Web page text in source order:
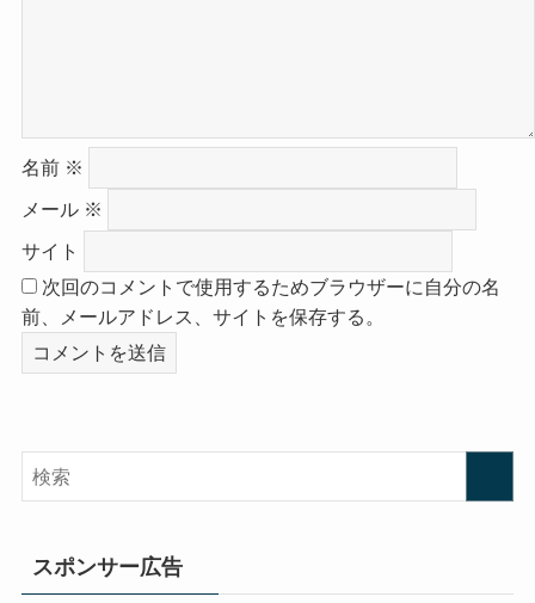
名前 ※
メール ※
サイト
次回のコメントで使用するためブラウザーに自分の名
前、メールアドレス、サイトを保存する。
スポンサー広告